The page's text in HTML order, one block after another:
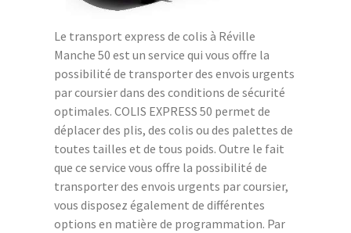
Le transport express de colis à Réville
Manche 50 est un service qui vous offre la
possibilité de transporter des envois urgents
par coursier dans des conditions de sécurité
optimales. COLIS EXPRESS 50 permet de
déplacer des plis, des colis ou des palettes de
toutes tailles et de tous poids. Outre le fait
que ce service vous offre la possibilité de
transporter des envois urgents par coursier,
vous disposez également de différentes
options en matière de programmation. Par